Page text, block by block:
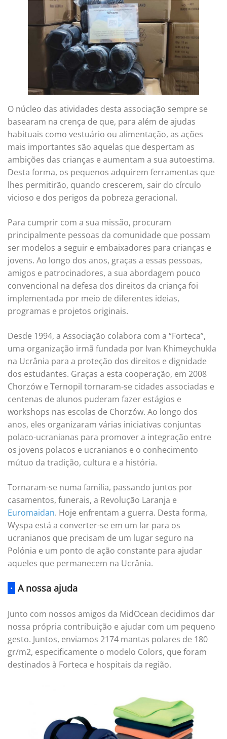
O núcleo das atividades desta associação sempre se
basearam na crença de que, para além de ajudas
habituais como vestuário ou alimentação, as ações
mais importantes são aquelas que despertam as
ambições das crianças e aumentam a sua autoestima.
Desta forma, os pequenos adquirem ferramentas que
lhes permitirão, quando crescerem, sair do círculo
vicioso e dos perigos da pobreza geracional.
Para cumprir com a sua missão, procuram
principalmente pessoas da comunidade que possam
ser modelos a seguir e embaixadores para crianças e
jovens. Ao longo dos anos, graças a essas pessoas,
amigos e patrocinadores, a sua abordagem pouco
convencional na defesa dos direitos da criança foi
implementada por meio de diferentes ideias,
programas e projetos originais.
Desde 1994, a Associação colabora com a “Forteca”,
uma organização irmã fundada por Ivan Khimeychukla
na Ucrânia para a proteção dos direitos e dignidade
dos estudantes. Graças a esta cooperação, em 2008
Chorzów e Ternopil tornaram-se cidades associadas e
centenas de alunos puderam fazer estágios e
workshops nas escolas de Chorzów. Ao longo dos
anos, eles organizaram várias iniciativas conjuntas
polaco-ucranianas para promover a integração entre
os jovens polacos e ucranianos e o conhecimento
mútuo da tradição, cultura e a história.
Tornaram-se numa família, passando juntos por
casamentos, funerais, a Revolução Laranja e
Euromaidan. Hoje enfrentam a guerra. Desta forma,
Wyspa está a converter-se em um lar para os
ucranianos que precisam de um lugar seguro na
Polónia e um ponto de ação constante para ajudar
aqueles que permanecem na Ucrânia.
· A nossa ajuda
Junto com nossos amigos da MidOcean decidimos dar
nossa própria contribuição e ajudar com um pequeno
gesto. Juntos, enviamos 2174 mantas polares de 180
gr/m2, especificamente o modelo Colors, que foram
destinados à Forteca e hospitais da região.